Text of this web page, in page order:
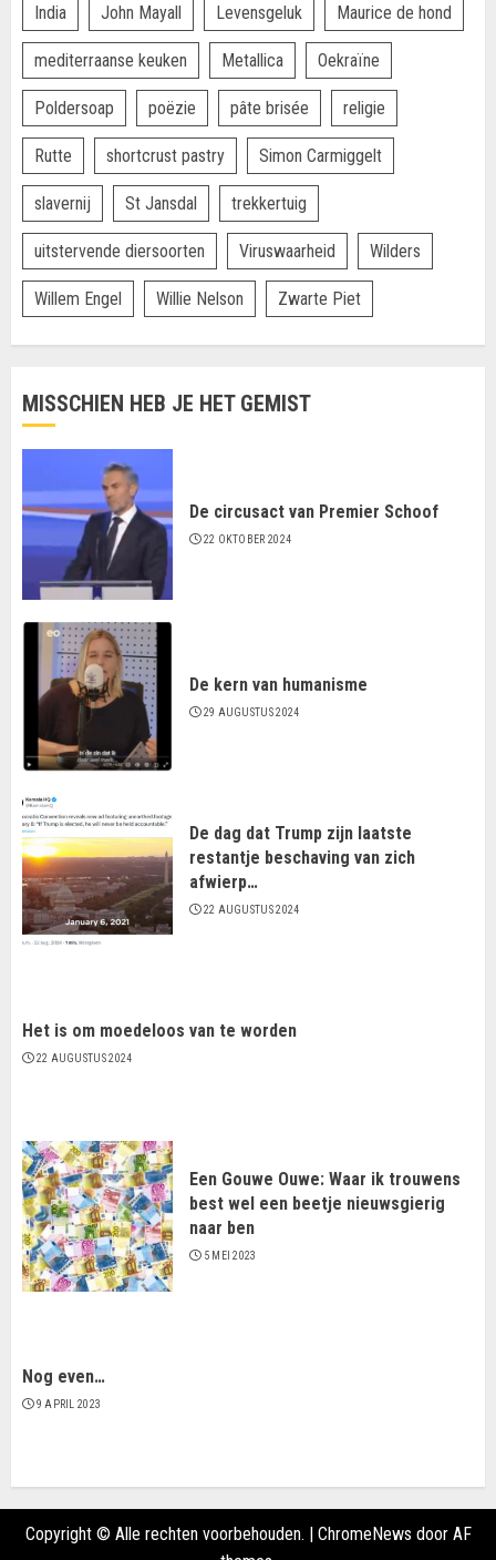
India John Mayall Levensgeluk Maurice de hond
mediterraanse keuken Metallica Oekraïne
Poldersoap poëzie pâte brisée religie
Rutte shortcrust pastry Simon Carmiggelt
slavernij St Jansdal trekkertuig
uitstervende diersoorten Viruswaarheid Wilders
Willem Engel Willie Nelson Zwarte Piet
MISSCHIEN HEB JE HET GEMIST
De circusact van Premier Schoof
22 OKTOBER 2024
De kern van humanisme
29 AUGUSTUS 2024
De dag dat Trump zijn laatste
restantje beschaving van zich
afwierp…
22 AUGUSTUS 2024
Het is om moedeloos van te worden
22 AUGUSTUS 2024
Een Gouwe Ouwe: Waar ik trouwens
best wel een beetje nieuwsgierig
naar ben
5 MEI 2023
Nog even…
9 APRIL 2023
Copyright © Alle rechten voorbehouden. | ChromeNews door AF